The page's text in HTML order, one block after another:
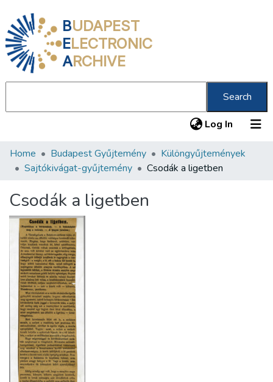
BUDAPEST
ELECTRONIC
ARCHIVE
Search
Log In (current)
Communities & Collections
Statistics
About us
Home Budapest Gyűjtemény
Különgyűjtemények
Sajtókivágat-gyűjtemény
Csodák a ligetben
Csodák a ligetben